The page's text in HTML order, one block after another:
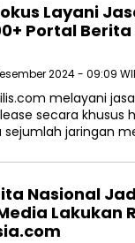
Layani
Portal
2024 - 09:09
melayani
secara khusus
jaringan
Nasional
Lakukan